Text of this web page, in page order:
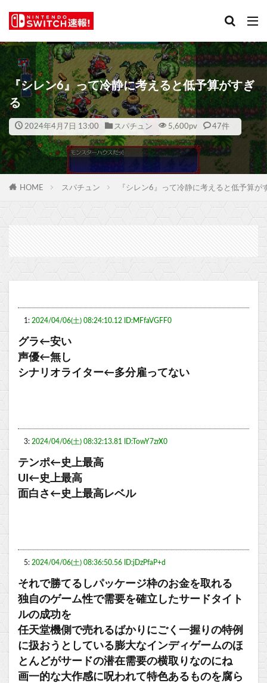
『シレン6』って冷静に考えると低予算がすぎ
る
2024年4月7日 13:00 スパチュン 5,600pv 47件
HOME スパチュン 『シレン6』って冷静に考えると低予算が
1: 2024/04/06(土) 08:24:10.12 ID:MFfaVGFF0
グラ←安い
声優←無し
シナリオライター←多分雇ってない
3: 2024/04/06(土) 08:32:13.81 ID:TowY7zrX0
テンポ←史上最高
UI←史上最高
面白さ←史上最高レベル
5: 2024/04/06(土) 08:36:50.56 ID:jDzPfaP+d
それで勝てるしパッケージ枠のお金を取れる
独自のゲーム性で需要を確立したサードタイト
ルの成功を
任天堂機側で売れるばかりにごく一握りの特例
に扱おうとしている膨大なインディゲームのほ
とんどがサードの潜在需要の横取りなのにね
画一的な大作感に呪われて特色あるものを腐ら